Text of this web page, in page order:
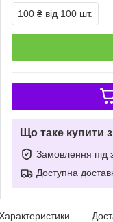
100 ₴ від 100 шт.
Що таке купити
Замовлення під
Доступна